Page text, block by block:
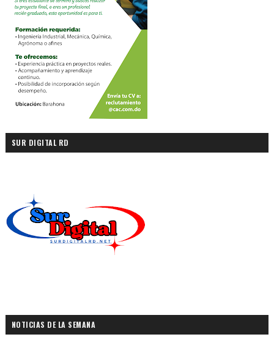
SUR DIGITAL RD
NOTICIAS DE LA SEMANA